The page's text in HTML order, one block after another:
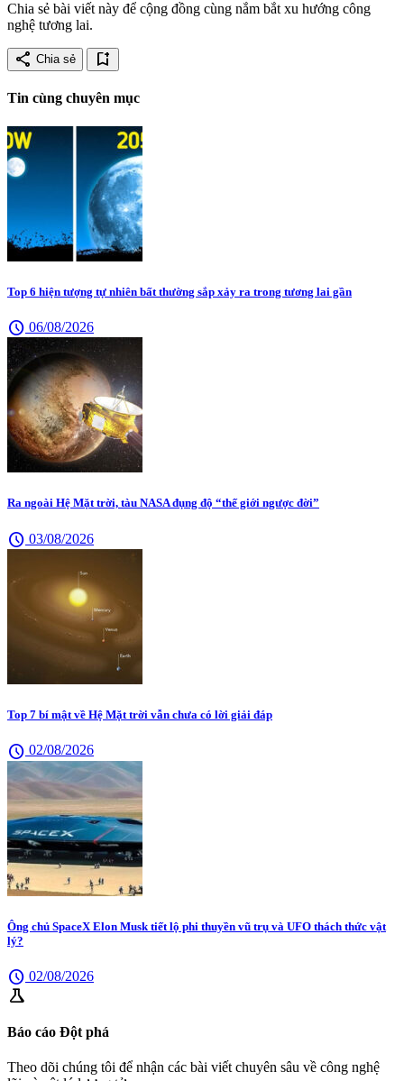
Chia sẻ bài viết này để cộng đồng cùng nắm bắt xu hướng công
nghệ tương lai.
share Chia sẻ bookmark_add
Tin cùng chuyên mục
Top 6 hiện tượng tự nhiên bất thường sắp xảy ra trong tương lai gần
schedule 06/08/2026
Ra ngoài Hệ Mặt trời, tàu NASA đụng độ “thế giới ngược đời”
schedule 03/08/2026
Top 7 bí mật về Hệ Mặt trời vẫn chưa có lời giải đáp
schedule 02/08/2026
Ông chủ SpaceX Elon Musk tiết lộ phi thuyền vũ trụ và UFO thách thức vật
lý?
schedule 02/08/2026
science
Báo cáo Đột phá
Theo dõi chúng tôi để nhận các bài viết chuyên sâu về công nghệ